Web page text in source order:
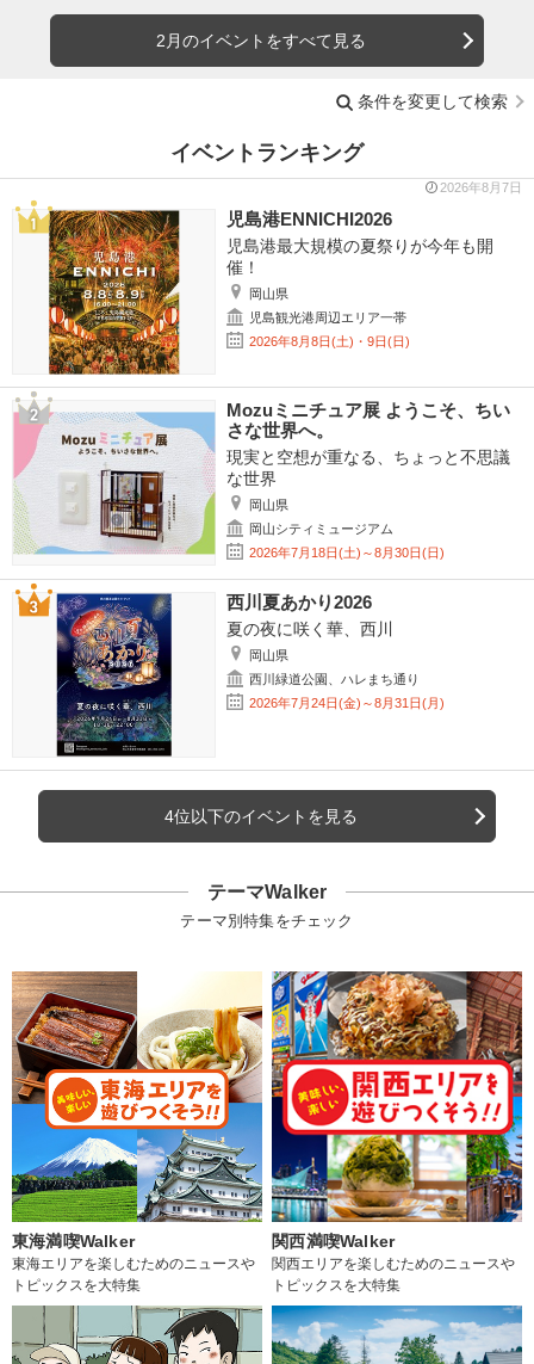
2月のイベントをすべて見る
条件を変更して検索
イベントランキング
2026年8月7日
児島港ENNICHI2026
児島港最大規模の夏祭りが今年も開
催！
岡山県
児島観光港周辺エリア一帯
2026年8月8日(土)・9日(日)
Mozuミニチュア展 ようこそ、ちい
さな世界へ。
現実と空想が重なる、ちょっと不思議
な世界
岡山県
岡山シティミュージアム
2026年7月18日(土)～8月30日(日)
西川夏あかり2026
夏の夜に咲く華、西川
岡山県
西川緑道公園、ハレまち通り
2026年7月24日(金)～8月31日(月)
4位以下のイベントを見る
テーマWalker
テーマ別特集をチェック
東海満喫Walker
東海エリアを楽しむためのニュースや
トピックスを大特集
関西満喫Walker
関西エリアを楽しむためのニュースや
トピックスを大特集